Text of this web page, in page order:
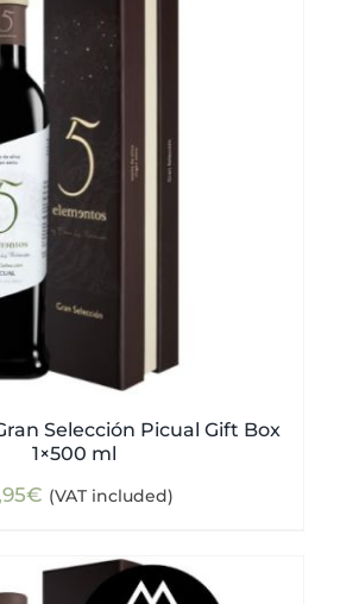
Selección Picual Gift Box
1×500 ml
€ (VAT included)